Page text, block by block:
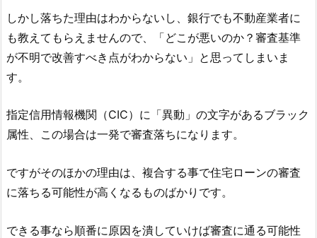
しかし落ちた理由はわからないし、銀行でも不動産業者に
も教えてもらえませんので、「どこが悪いのか？審査基準
が不明で改善すべき点がわからない」と思ってしまいま
す。
指定信用情報機関（CIC）に「異動」の文字があるブラック
属性、この場合は一発で審査落ちになります。
ですがそのほかの理由は、複合する事で住宅ローンの審査
に落ちる可能性が高くなるものばかりです。
できる事なら順番に原因を潰していけば審査に通る可能性